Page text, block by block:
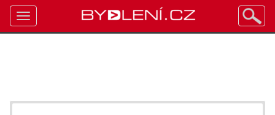
Toggle
navigation